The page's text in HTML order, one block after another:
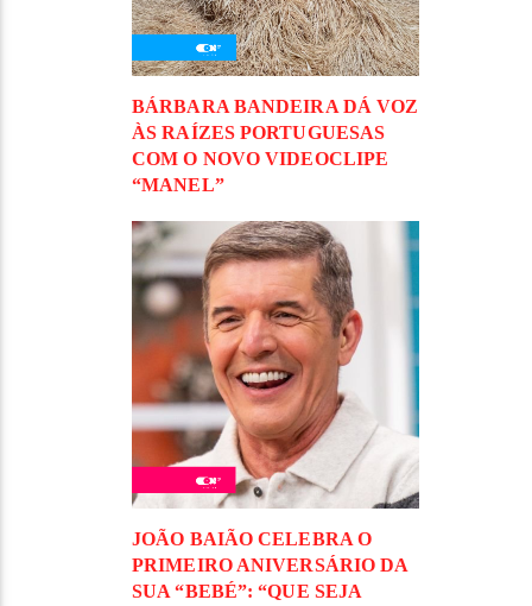
BÁRBARA BANDEIRA DÁ VOZ
ÀS RAÍZES PORTUGUESAS
COM O NOVO VIDEOCLIPE
“MANEL”
JOÃO BAIÃO CELEBRA O
PRIMEIRO ANIVERSÁRIO DA
SUA “BEBÉ”: “QUE SEJA